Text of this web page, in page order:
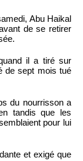
Abu Haikal
de se retirer
il a tiré sur
de sept mois tué
du nourrisson a
tandis que les
pour lui
et exigé que